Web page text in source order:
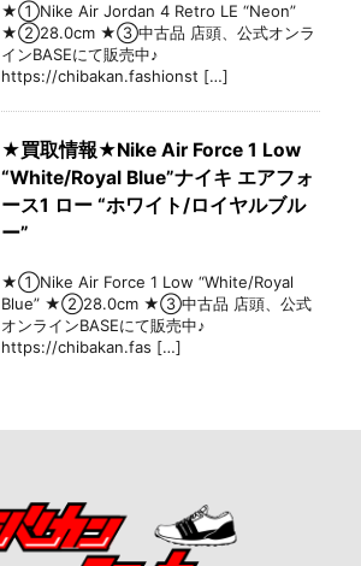
★①Nike Air Jordan 4 Retro LE “Neon”
★②28.0cm ★③中古品 店頭、公式オンラ
インBASEにて販売中♪
https://chibakan.fashionst […]
★買取情報★Nike Air Force 1 Low
“White/Royal Blue”ナイキ エアフォ
ース1 ロー “ホワイト/ロイヤルブル
ー”
★①Nike Air Force 1 Low “White/Royal
Blue” ★②28.0cm ★③中古品 店頭、公式
オンラインBASEにて販売中♪
https://chibakan.fas […]